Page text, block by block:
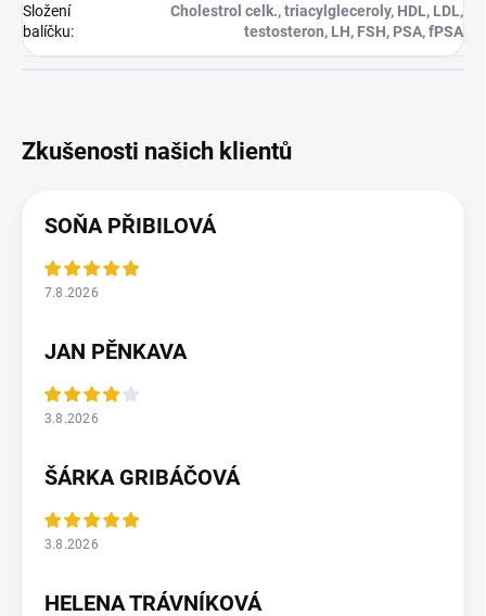
Složení
balíčku:
Cholestrol celk., triacylgleceroly, HDL, LDL,
testosteron, LH, FSH, PSA, fPSA
SOŇA PŘIBILOVÁ
7.8.2026
JAN PĚNKAVA
3.8.2026
ŠÁRKA GRIBÁČOVÁ
3.8.2026
HELENA TRÁVNÍKOVÁ